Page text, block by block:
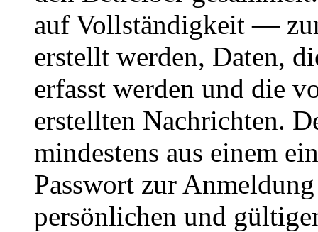
auf Vollständigkeit —
erstellt werden, Daten,
erfasst werden und die
erstellten Nachrichten.
mindestens aus einem
Passwort zur
persönlichen und